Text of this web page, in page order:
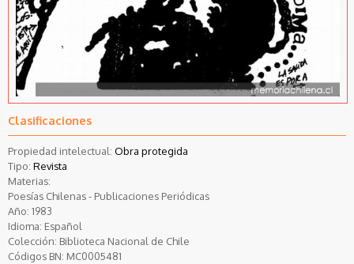
Clasificaciones
Propiedad intelectual: Obra protegida
Tipo: Revista
Materias:
Poesías Chilenas - Publicaciones Periódicas
Año: 1983
Idioma: Español
Colección: Biblioteca Nacional de Chile
Códigos BN: MC0005481